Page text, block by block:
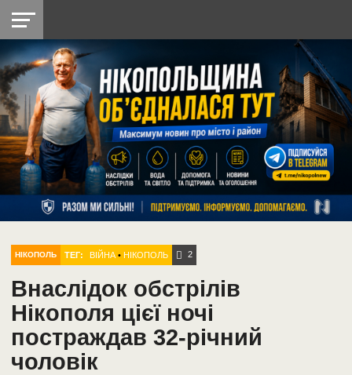
НІКОПОЛЬ
РАЙОН
СІЧЕСЛАВСЬКА
УКРАЇНА
РЕТРО
НІКОПОЛЬ
ЛАЙТ
УКРАЇНА
ДОПОМОГА
РАДІО
НІКОПОЛЬ ТЕГ: ВІЙНА •НІКОПОЛЬ 2
Внаслідок обстрілів
Нікополя цієї ночі
постраждав 32-річний
чоловік